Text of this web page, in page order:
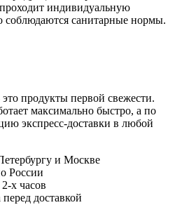
индивидуальную
соблюдаются санитарные нормы.
продукты первой свежести.
максимально быстро, а по
экспресс-доставки в любой
и Москве
России
х часов
доставкой